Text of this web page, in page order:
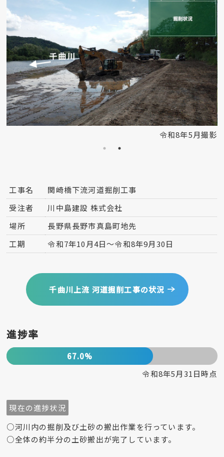
令和8年5月撮影
工事名
関崎橋下流河道掘削工事
受注者
川中島建設 株式会社
場所
長野県長野市真島町地先
工期
令和7年10月4日～令和8年9月30日
千曲川上流 河道掘削工事の状況
進捗率
67.0%
令和8年5月31日時点
現在の進捗状況
○河川内の掘削及び土砂の搬出作業を行っています。
○全体の約半分の土砂搬出が完了しています。